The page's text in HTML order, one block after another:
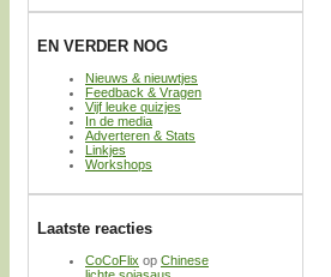
EN VERDER NOG
Nieuws & nieuwtjes
Feedback & Vragen
Vijf leuke quizjes
In de media
Adverteren & Stats
Linkjes
Workshops
Laatste reacties
CoCoFlix op Chinese